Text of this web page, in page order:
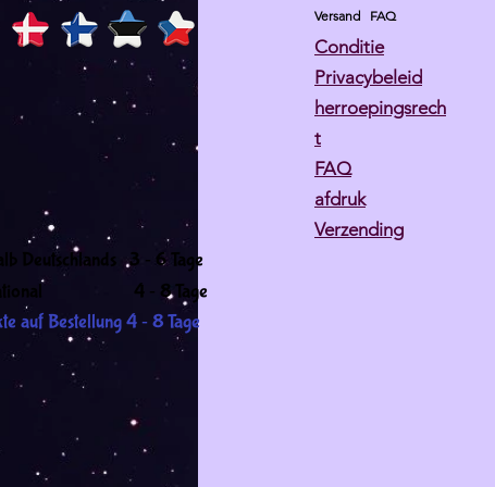
Deutschlands 3 - 6 Tage
4 - 8 Tage
Versand FAQ
Conditie
Privacybeleid
herroepingsrech
t
FAQ
afdruk
Verzending
auf Bestellung 4 - 8 Tage